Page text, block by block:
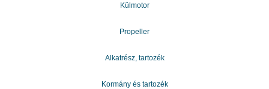
Külmotor
Propeller
Alkatrész, tartozék
Kormány és tartozék